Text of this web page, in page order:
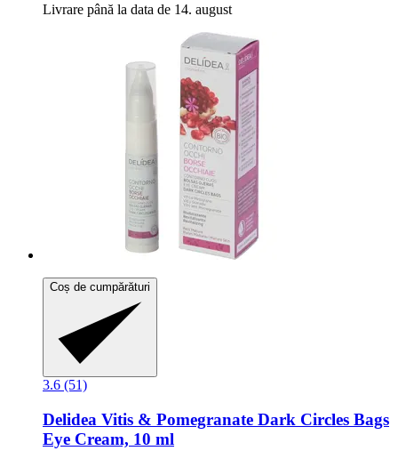
Livrare până la data de 14. august
Coș de cumpărături
3.6 (51)
Delidea Vitis & Pomegranate Dark Circles Bags
Eye Cream, 10 ml